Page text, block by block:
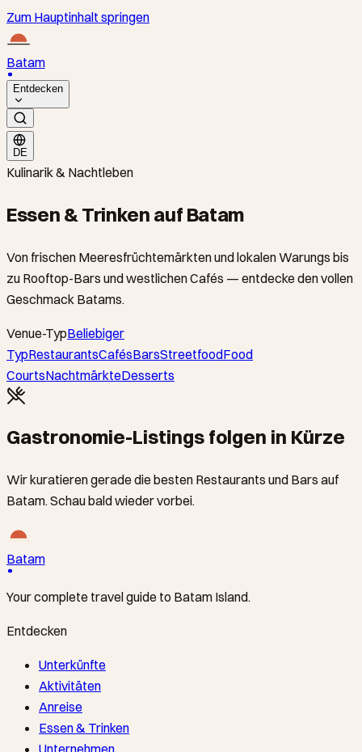
Zum Hauptinhalt springen
Batam
Entdecken
DE
Kulinarik & Nachtleben
Essen & Trinken auf Batam
Von frischen Meeresfrüchtemärkten und lokalen Warungs bis
zu Rooftop-Bars und westlichen Cafés — entdecke den vollen
Geschmack Batams.
Venue-TypBeliebiger
TypRestaurantsCafésBarsStreetfoodFood
CourtsNachtmärkteDesserts
Gastronomie-Listings folgen in Kürze
Wir kuratieren gerade die besten Restaurants und Bars auf
Batam. Schau bald wieder vorbei.
Batam
Your complete travel guide to Batam Island.
Entdecken
Unterkünfte
Aktivitäten
Anreise
Essen & Trinken
Unternehmen